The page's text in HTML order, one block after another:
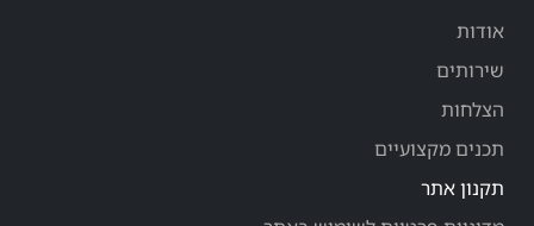
אודות
שירותים
הצלחות
תכנים מקצועיים
תקנון אתר